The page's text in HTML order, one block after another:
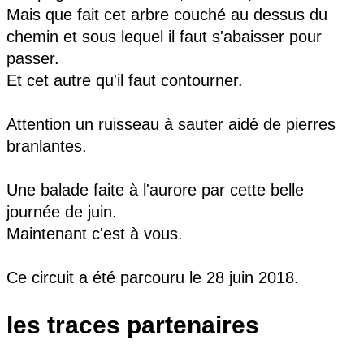
Mais que fait cet arbre couché au dessus du
chemin et sous lequel il faut s'abaisser pour
passer.
Et cet autre qu'il faut contourner.
Attention un ruisseau à sauter aidé de pierres
branlantes.
Une balade faite à l'aurore par cette belle
journée de juin.
Maintenant c'est à vous.
Ce circuit a été parcouru le 28 juin 2018.
les traces partenaires